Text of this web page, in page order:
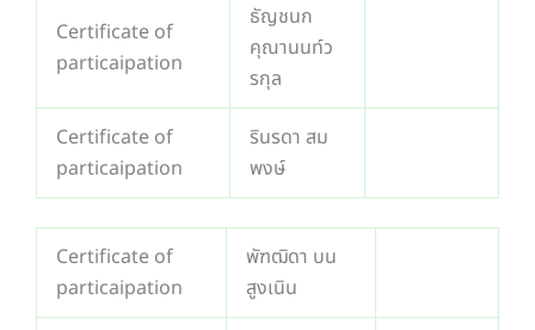
Certificate of
particaipation
ธัญชนก
คุณานนท์ว
รกุล
Certificate of
particaipation
รินรดา สม
พงษ์
Certificate of
particaipation
พัฑฒิดา บน
สูงเนิน